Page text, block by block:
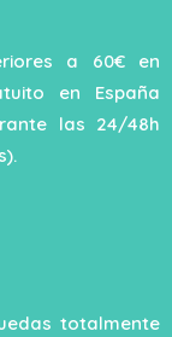
a 60€ en
en España
las 24/48h
totalmente